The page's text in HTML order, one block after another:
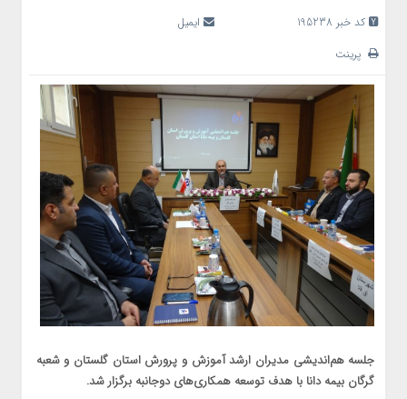
کد خبر 195238
ایمیل
پرینت
جلسه هم‌اندیشی مدیران ارشد آموزش و پرورش استان گلستان و شعبه
گرگان بیمه دانا با هدف توسعه همکاری‌های دوجانبه برگزار شد.